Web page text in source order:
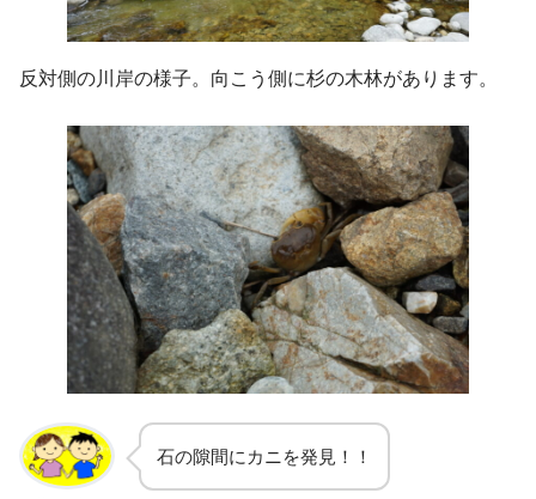
反対側の川岸の様子。向こう側に杉の木林があります。
石の隙間にカニを発見！！